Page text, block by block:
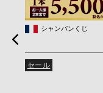
シャンパンくじ
セール